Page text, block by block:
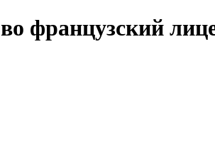
французский